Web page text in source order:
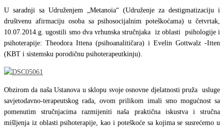
kolega
iz
Švicarske
U saradnji sa Udruženjem „Metanoia“ (Udruženje za destigmatizaciju i
društvenu afirmaciju osoba sa psihosocijalnim poteškoćama) u četvrtak,
10.07.2014.g. ugostili smo dva vrhunska stručnjaka iz oblasti psihologije i
psihoterapije: Theodora Ittena (psihoanalitičara) i Evelin Gottwalz -Itten
(KBT i sistemsku porodičnu psihoterapeutkinju).
Obzirom da naša Ustanova u sklopu svoje osnovne djelatnosti pruža usluge
savjetodavno-terapeutskog rada, ovom prilikom imali smo mogućnost sa
pomenutim stručnjacima razmijeniti naša praktična iskustva i stručna
mišljenja iz oblasti psihoterapije, kao i poteškoće sa kojima se susrećemo u